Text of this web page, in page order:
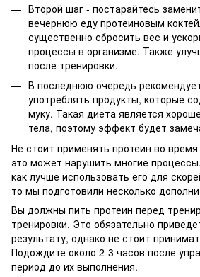
Второй шаг - постарайтесь
вечернюю еду протеиновым
существенно сбросить вес и
процессы в организме. Также
после тренировки.
В последнюю очередь
употреблять продукты, которые
муку. Такая диета является
тела, поэтому эффект будет
Не стоит применять протеин во время
это может нарушить многие
как лучше использовать его для
то мы подготовили несколько
Вы должны пить протеин перед
тренировки. Это обязательно
результату, однако не стоит
Подождите около 2-3 часов после
период до их выполнения.